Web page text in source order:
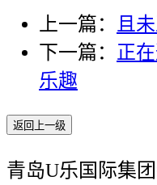
上一篇：
且
下一篇： 正
乐趣
返回上一级
青岛U乐国际集